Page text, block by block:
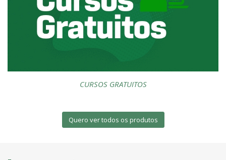
CURSOS GRATUITOS
Quero ver todos os produtos